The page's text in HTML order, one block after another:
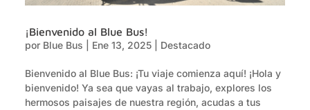
¡Bienvenido al Blue Bus!
por Blue Bus Ene 13, 2025| Destacado
Bienvenido al Blue Bus: ¡Tu viaje comienza aquí! ¡Hola y
bienvenido! Ya sea que vayas al trabajo, explores los
hermosos paisajes de nuestra región, acudas a tus